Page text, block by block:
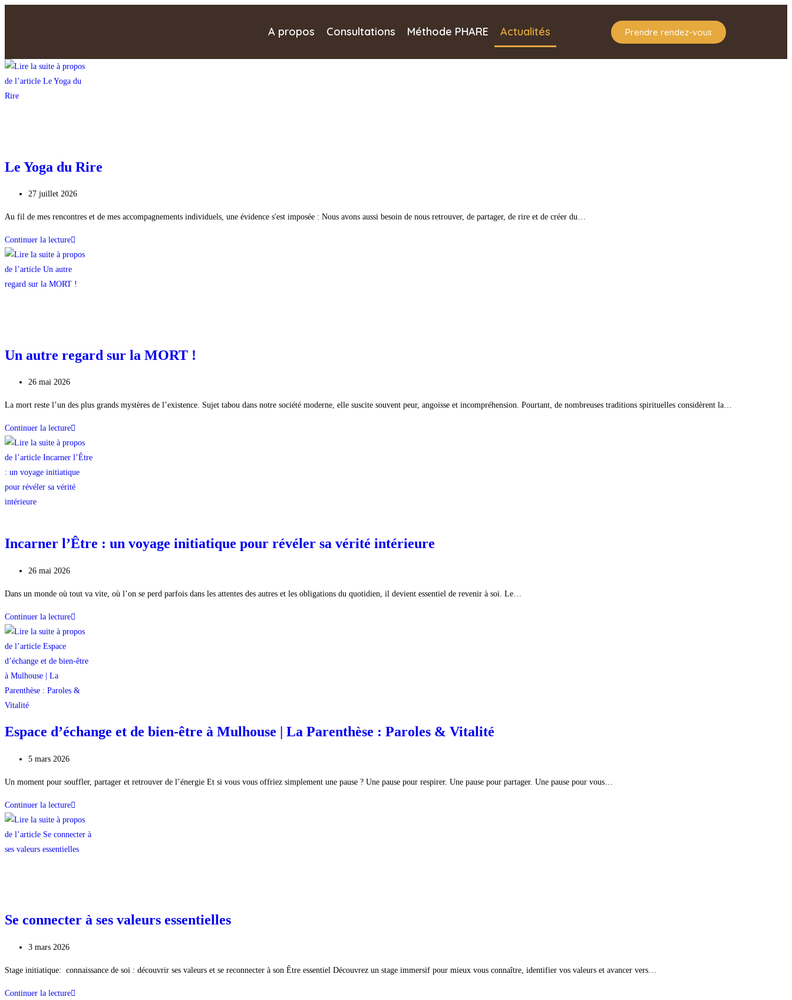
A propos Consultations Méthode PHARE Actualités Prendre rendez-vous
Le Yoga du Rire
27 juillet 2026
Au fil de mes rencontres et de mes accompagnements individuels, une évidence s'est imposée : Nous avons aussi besoin de nous retrouver, de partager, de rire et de créer du…
Continuer la lecture
Un autre regard sur la MORT !
26 mai 2026
La mort reste l’un des plus grands mystères de l’existence. Sujet tabou dans notre société moderne, elle suscite souvent peur, angoisse et incompréhension. Pourtant, de nombreuses traditions spirituelles considèrent la…
Continuer la lecture
Incarner l’Être : un voyage initiatique pour révéler sa vérité intérieure
26 mai 2026
Dans un monde où tout va vite, où l’on se perd parfois dans les attentes des autres et les obligations du quotidien, il devient essentiel de revenir à soi. Le…
Continuer la lecture
Espace d’échange et de bien-être à Mulhouse | La Parenthèse : Paroles & Vitalité
5 mars 2026
Un moment pour souffler, partager et retrouver de l’énergie Et si vous vous offriez simplement une pause ? Une pause pour respirer. Une pause pour partager. Une pause pour vous…
Continuer la lecture
Se connecter à ses valeurs essentielles
3 mars 2026
Stage initiatique: connaissance de soi : découvrir ses valeurs et se reconnecter à son Être essentiel Découvrez un stage immersif pour mieux vous connaître, identifier vos valeurs et avancer vers…
Continuer la lecture